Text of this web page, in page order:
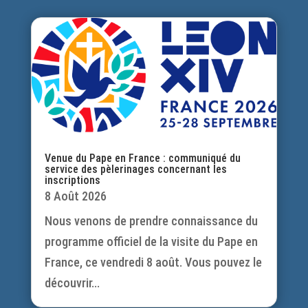
Venue du Pape en France : communiqué du
service des pèlerinages concernant les
inscriptions
8 Août 2026
Nous venons de prendre connaissance du
programme officiel de la visite du Pape en
France, ce vendredi 8 août. Vous pouvez le
découvrir...